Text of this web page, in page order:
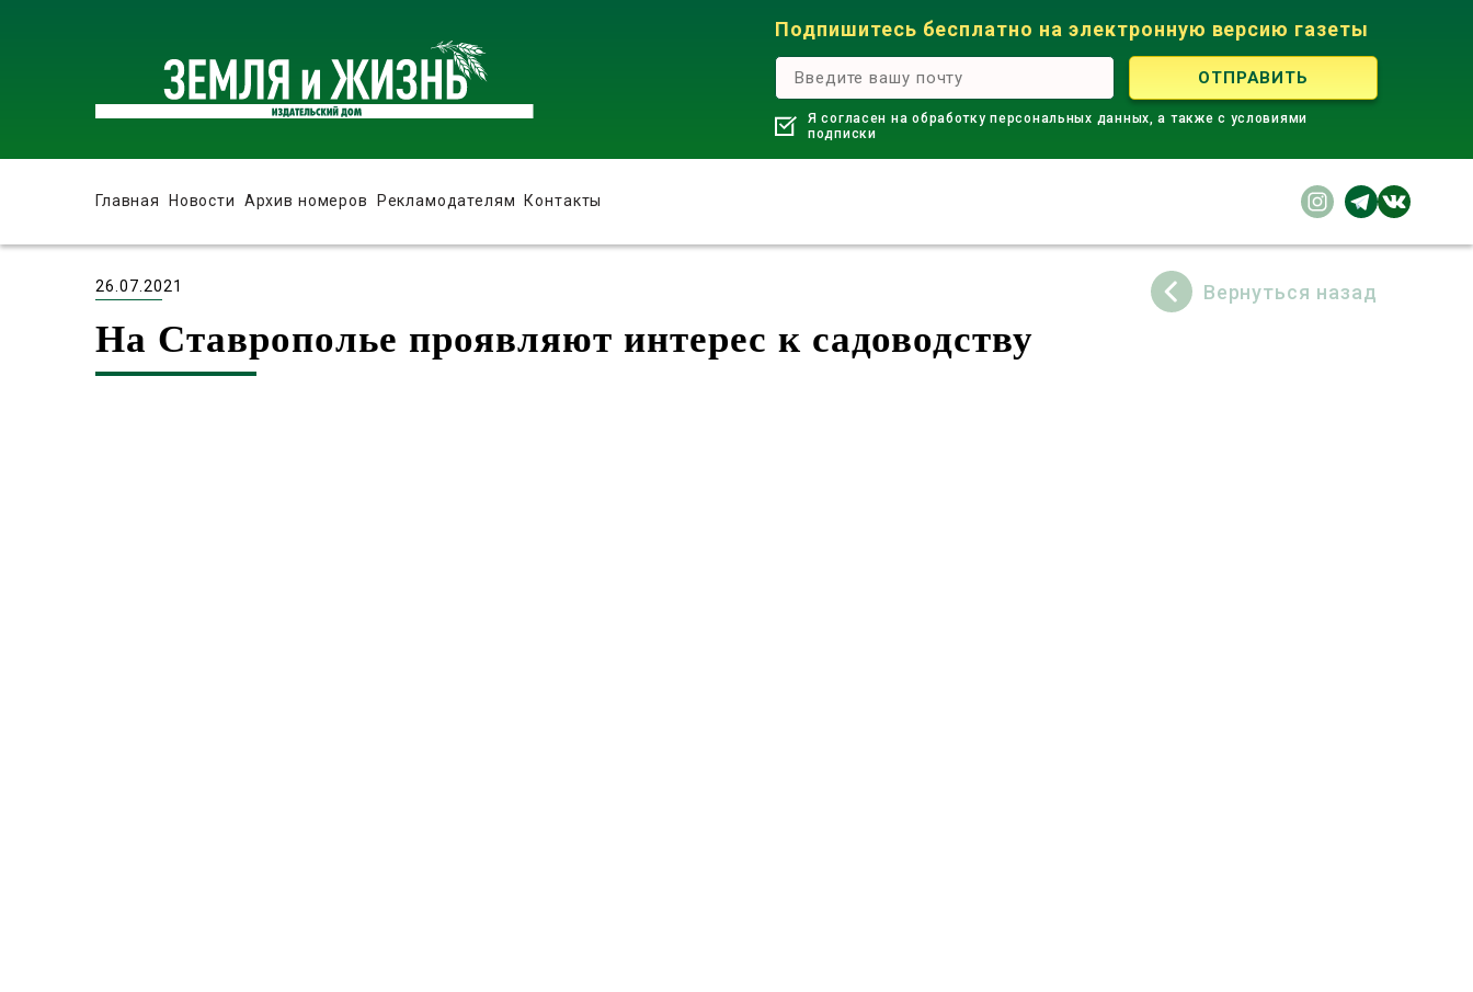
Подпишитесь бесплатно на электронную версию газеты
Я согласен на обработку персональных данных, а также с условиями
подписки
Главная Новости Архив номеров Рекламодателям Контакты
26.07.2021 Вернуться назад
На Ставрополье проявляют интерес к садоводству